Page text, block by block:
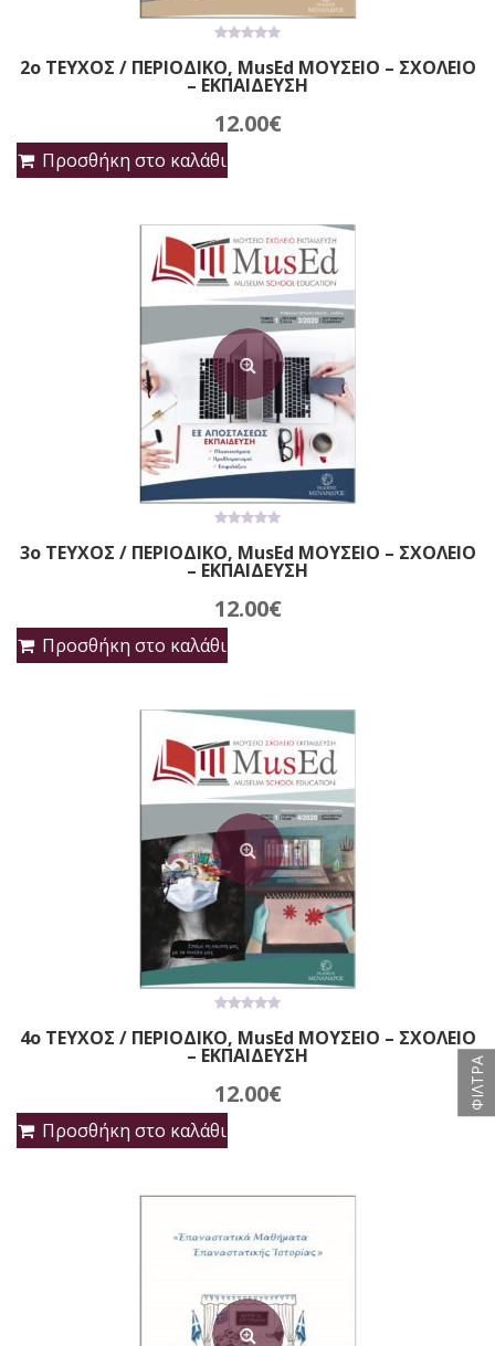
out
of
2ο ΤΕΥΧΟΣ / ΠΕΡΙΟΔΙΚΟ, MusEd ΜΟΥΣΕΙΟ – ΣΧΟΛΕΙΟ
– ΕΚΠΑΙΔΕΥΣΗ
12.00€
Προσθήκη στο καλάθι
out
of
3ο ΤΕΥΧΟΣ / ΠΕΡΙΟΔΙΚΟ, MusEd ΜΟΥΣΕΙΟ – ΣΧΟΛΕΙΟ
– ΕΚΠΑΙΔΕΥΣΗ
12.00€
Προσθήκη στο καλάθι
out
of
4ο ΤΕΥΧΟΣ / ΠΕΡΙΟΔΙΚΟ, MusEd ΜΟΥΣΕΙΟ – ΣΧΟΛΕΙΟ
– ΕΚΠΑΙΔΕΥΣΗ
12.00€
Προσθήκη στο καλάθι
ΦΙΛΤΡΑ